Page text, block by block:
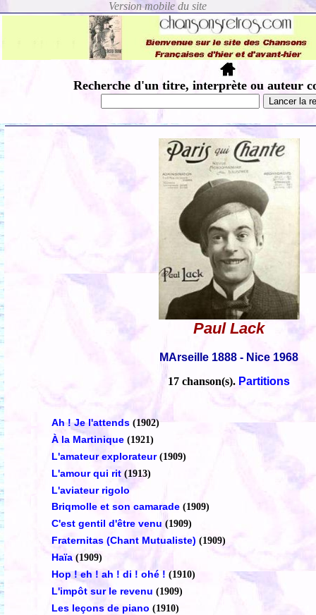
Recherche d'un titre, interprète ou auteur
Paul Lack
MArseille 1888 - Nice 1968
17 chanson(s). Partitions
Ah ! Je l'attends (1902)
À la Martinique (1921)
L'amateur explorateur (1909)
L'amour qui rit (1913)
L'aviateur rigolo
Briqmolle et son camarade (1909)
C'est gentil d'être venu (1909)
Fraternitas (Chant Mutualiste) (1909)
Haïa (1909)
Hop ! eh ! ah ! di ! ohé ! (1910)
L'impôt sur le revenu (1909)
Les leçons de piano (1910)